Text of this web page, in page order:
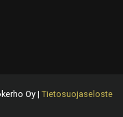
Oy | Tietosuojaseloste